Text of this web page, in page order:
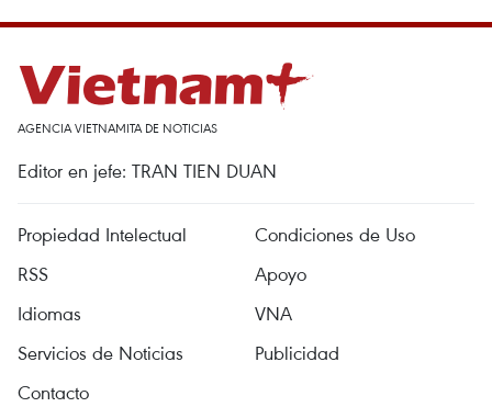
AGENCIA VIETNAMITA DE NOTICIAS
Editor en jefe: TRAN TIEN DUAN
Propiedad Intelectual
Condiciones de Uso
RSS
Apoyo
Idiomas
VNA
Servicios de Noticias
Publicidad
Contacto